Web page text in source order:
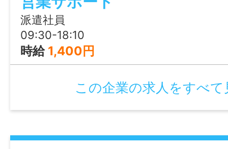
昇給あり
通勤手当あり(全額支給)
退職金制度あり(勤続4年以上)
資格手当あり(1種につき：1,000～3,000円/
家族手当あり(配偶者：10,000円/月、子：
皆勤手当あり(5,000円/月)
待券プレゼント)
派遣社員
09:30-18:10
時給 1,400円
この企業の求人をすべて